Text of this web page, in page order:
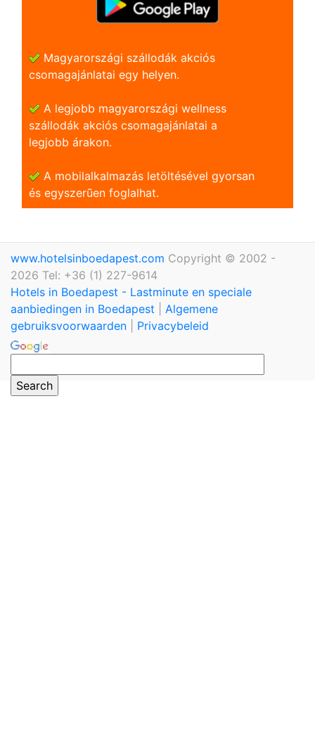
Magyarországi szállodák akciós
csomagajánlatai egy helyen.
A legjobb magyarországi wellness
szállodák akciós csomagajánlatai a
legjobb árakon.
A mobilalkalmazás letöltésével gyorsan
és egyszerũen foglalhat.
www.hotelsinboedapest.com Copyright © 2002 -
2026 Tel: +36 (1) 227-9614
Hotels in Boedapest - Lastminute en speciale
aanbiedingen in Boedapest
Algemene
gebruiksvoorwaarden
Privacybeleid